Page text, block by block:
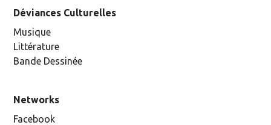
Déviances Culturelles
Musique
Littérature
Bande Dessinée
Networks
Facebook